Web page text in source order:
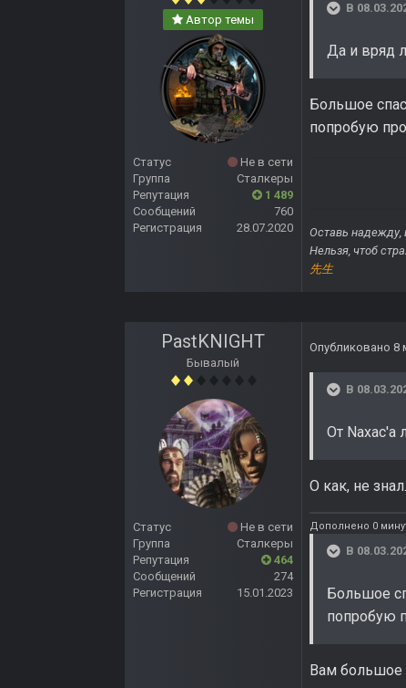
Автор темы
Статус
Не в сети
Группа
Сталкеры
Репутация
1 489
Сообщений
760
Регистрация
28.07.2020
В
Да и вряд
Большое
попробую
Оставь надежду,
Нельзя, чтоб
先生
PastKNIGHT
Бывалый
Статус
Не в сети
Группа
Сталкеры
Репутация
464
Сообщений
274
Регистрация
15.01.2023
Опубликовано 8
В
От Naxac'a
О как, не
Дополнено 0
В
Большое
попробую
Вам большое